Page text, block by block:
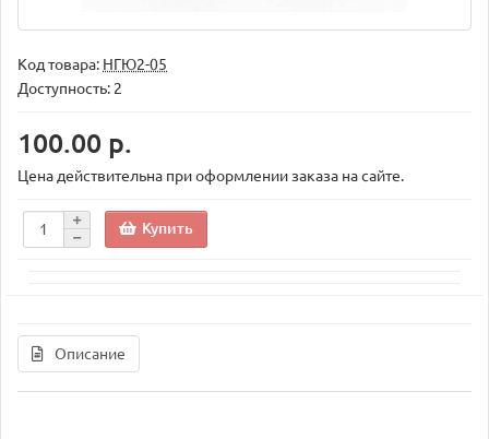
Код товара: НГЮ2-05
Доступность: 2
100.00 р.
Цена действительна при оформлении заказа на сайте.
Купить
Описание